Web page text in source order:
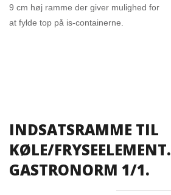
9 cm høj ramme der giver mulighed for
at fylde top på is-containerne.
INDSATSRAMME TIL
KØLE/FRYSEELEMENT.
GASTRONORM 1/1.